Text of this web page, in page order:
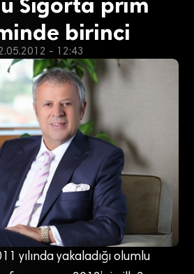
birinci
- 12:43
yılında yakaladığı olumlu